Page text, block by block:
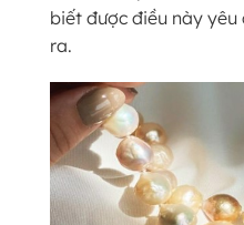
biết được điều này
ra.